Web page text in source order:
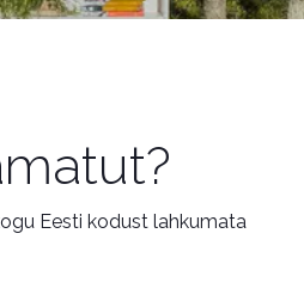
Eesti kodust lahkumata